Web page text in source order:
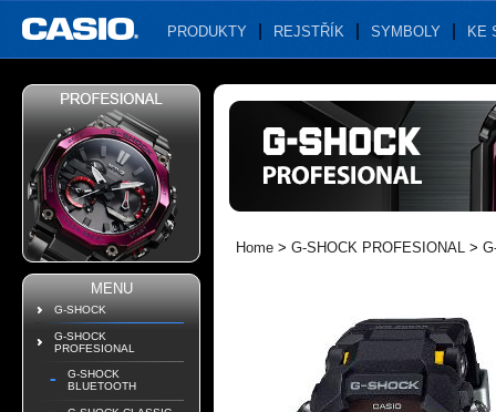
PRODUKTY REJSTŘÍK SYMBOLY KE
MENU
G-SHOCK
G-SHOCK
PROFESIONAL
G-SHOCK
BLUETOOTH
Home > G-SHOCK PROFESIONAL >